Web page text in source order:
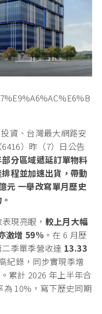
資、台灣最大網路安
）昨（7）日公告
分區域遞延訂單物料
程並加速出貨，帶動
元 一舉改寫單月歷史
現亮眼， 較上月大幅
激增 59% 。在 6 月歷
季單季營收達 13.33
紀錄，同步實現季增
累計 2026 年上半年合
為 10%，寫下歷史同期